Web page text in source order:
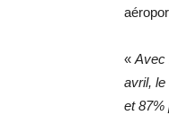
« Avec
avril, le
et 87%